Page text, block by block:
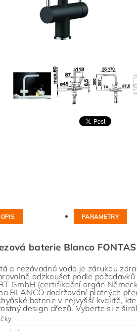
PARAMETRY
baterie Blanco
a nezávadná voda je zárukou
odzkoušet podle
GmbH (certifikační orgán
BLANCO dodržování platných
baterie v nejvyšší kvalitě,
design dřezů. Vyberte si z